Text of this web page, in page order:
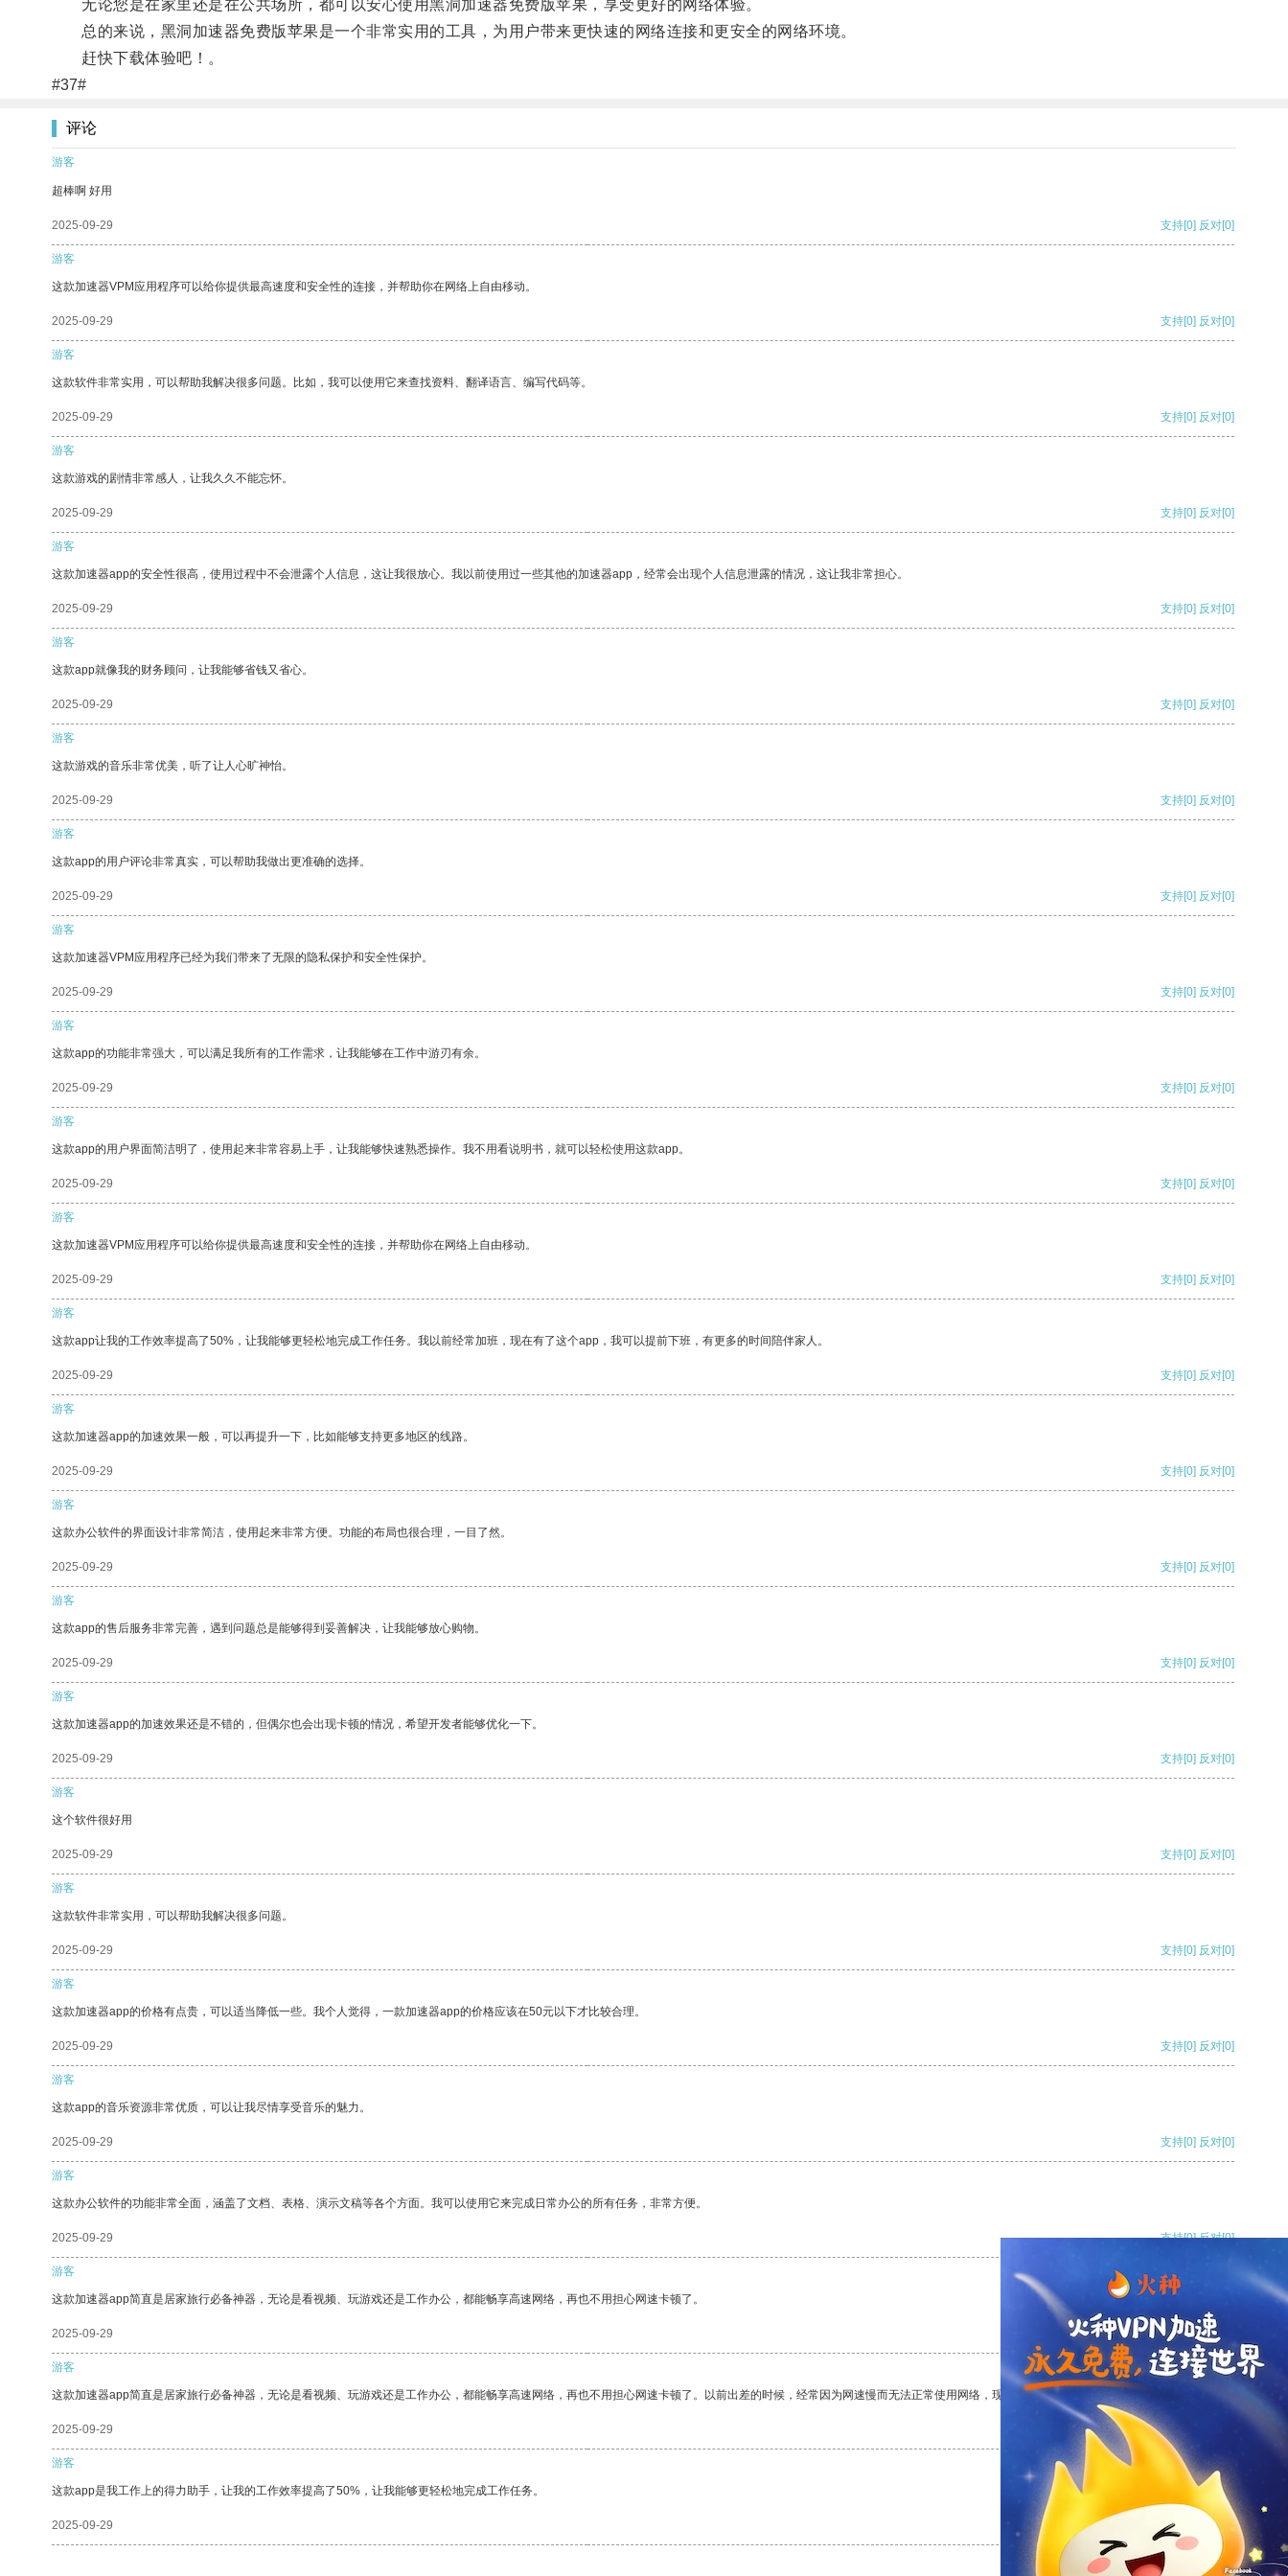
无论您是在家里还是在公共场所，都可以安心使用黑洞加速器免费版苹果，享受更好的网络体验。
总的来说，黑洞加速器免费版苹果是一个非常实用的工具，为用户带来更快速的网络连接和更安全的网络环境。
赶快下载体验吧！。
#37#
评论
游客
超棒啊 好用
2025-09-29 支持[0] 反对[0]
游客
这款加速器VPM应用程序可以给你提供最高速度和安全性的连接，并帮助你在网络上自由移动。
2025-09-29 支持[0] 反对[0]
游客
这款软件非常实用，可以帮助我解决很多问题。比如，我可以使用它来查找资料、翻译语言、编写代码等。
2025-09-29 支持[0] 反对[0]
游客
这款游戏的剧情非常感人，让我久久不能忘怀。
2025-09-29 支持[0] 反对[0]
游客
这款加速器app的安全性很高，使用过程中不会泄露个人信息，这让我很放心。我以前使用过一些其他的加速器app，经常会出现个人信息泄露的情况，这让我非常担心。
2025-09-29 支持[0] 反对[0]
游客
这款app就像我的财务顾问，让我能够省钱又省心。
2025-09-29 支持[0] 反对[0]
游客
这款游戏的音乐非常优美，听了让人心旷神怡。
2025-09-29 支持[0] 反对[0]
游客
这款app的用户评论非常真实，可以帮助我做出更准确的选择。
2025-09-29 支持[0] 反对[0]
游客
这款加速器VPM应用程序已经为我们带来了无限的隐私保护和安全性保护。
2025-09-29 支持[0] 反对[0]
游客
这款app的功能非常强大，可以满足我所有的工作需求，让我能够在工作中游刃有余。
2025-09-29 支持[0] 反对[0]
游客
这款app的用户界面简洁明了，使用起来非常容易上手，让我能够快速熟悉操作。我不用看说明书，就可以轻松使用这款app。
2025-09-29 支持[0] 反对[0]
游客
这款加速器VPM应用程序可以给你提供最高速度和安全性的连接，并帮助你在网络上自由移动。
2025-09-29 支持[0] 反对[0]
游客
这款app让我的工作效率提高了50%，让我能够更轻松地完成工作任务。我以前经常加班，现在有了这个app，我可以提前下班，有更多的时间陪伴家人。
2025-09-29 支持[0] 反对[0]
游客
这款加速器app的加速效果一般，可以再提升一下，比如能够支持更多地区的线路。
2025-09-29 支持[0] 反对[0]
游客
这款办公软件的界面设计非常简洁，使用起来非常方便。功能的布局也很合理，一目了然。
2025-09-29 支持[0] 反对[0]
游客
这款app的售后服务非常完善，遇到问题总是能够得到妥善解决，让我能够放心购物。
2025-09-29 支持[0] 反对[0]
游客
这款加速器app的加速效果还是不错的，但偶尔也会出现卡顿的情况，希望开发者能够优化一下。
2025-09-29 支持[0] 反对[0]
游客
这个软件很好用
2025-09-29 支持[0] 反对[0]
游客
这款软件非常实用，可以帮助我解决很多问题。
2025-09-29 支持[0] 反对[0]
游客
这款加速器app的价格有点贵，可以适当降低一些。我个人觉得，一款加速器app的价格应该在50元以下才比较合理。
2025-09-29 支持[0] 反对[0]
游客
这款app的音乐资源非常优质，可以让我尽情享受音乐的魅力。
2025-09-29 支持[0] 反对[0]
游客
这款办公软件的功能非常全面，涵盖了文档、表格、演示文稿等各个方面。我可以使用它来完成日常办公的所有任务，非常方便。
2025-09-29 支持[0] 反对[0]
游客
这款加速器app简直是居家旅行必备神器，无论是看视频、玩游戏还是工作办公，都能畅享高速网络，再也不用担心网速卡顿了。
2025-09-29 支持[0] 反对
游客
这款加速器app简直是居家旅行必备神器，无论是看视频、玩游戏还是工作办公，都能畅享高速网络，再也不用担心网速卡顿了。以前出差的时候，经常因为网速慢而无法正常使用网络，现在有了这个app，我再也不用担心了。
2025-09-29 支持
游客
这款app是我工作上的得力助手，让我的工作效率提高了50%，让我能够更轻松地完成工作任务。
2025-09-29 支持 反对 [0]